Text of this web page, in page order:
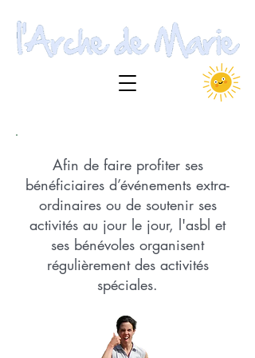
Afin de faire profiter ses
bénéficiaires d’événements extra-
ordinaires ou de soutenir ses
activités au jour le jour, l'asbl et
ses bénévoles organisent
régulièrement des activités
spéciales.